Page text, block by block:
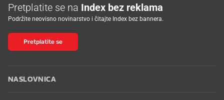
Pretplatite se na Index bez reklama
Podržite neovisno novinarstvo i čitajte Index bez bannera.
Pretplatite se
NASLOVNICA